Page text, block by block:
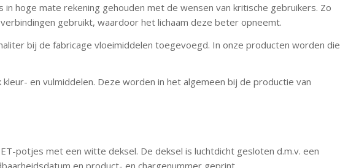
hoge mate rekening gehouden met de wensen van kritische gebruikers. Zo
gebruikt, waardoor het lichaam deze beter opneemt.
bij de fabricage vloeimiddelen toegevoegd. In onze producten worden die
en vulmiddelen. Deze worden in het algemeen bij de productie van
potjes met een witte deksel. De deksel is luchtdicht gesloten d.m.v. een